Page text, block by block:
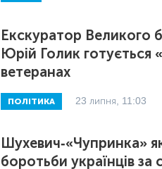
Екскуратор Великого
Юрій Голик готується
ветеранах
ПОЛІТИКА 23 липня, 11:03
Шухевич-«Чупринка»
боротьби українців за